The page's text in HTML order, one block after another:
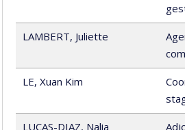
LAMBERT, Juliette
LE, Xuan Kim
LUCAS-DIAZ, Nalia